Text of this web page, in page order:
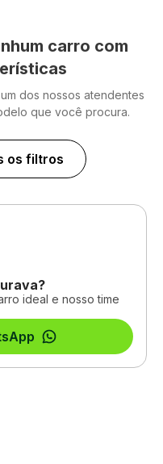
carro com
dos nossos atendentes
que você procura.
os filtros
ideal e nosso time